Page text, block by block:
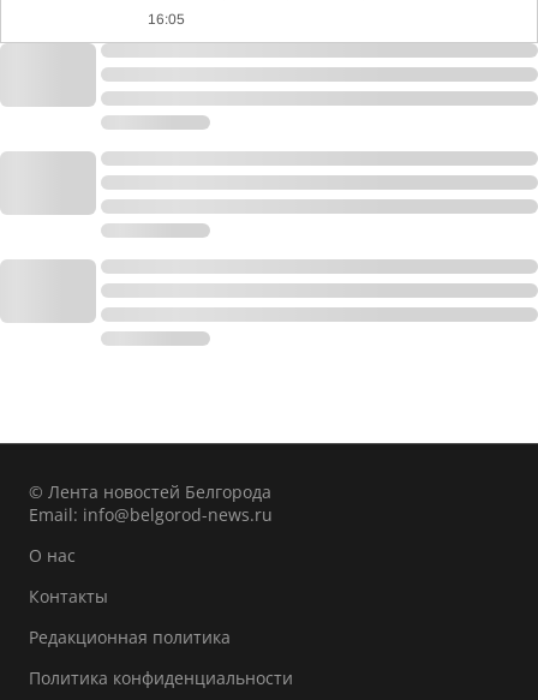
16:05
© Лента новостей Белгорода
Email: info@belgorod-news.ru
О нас
Контакты
Редакционная политика
Политика конфиденциальности